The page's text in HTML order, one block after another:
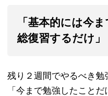
「基本的には今
総復習するだけ」
残り２週間でやるべき勉
「今まで勉強したことだ